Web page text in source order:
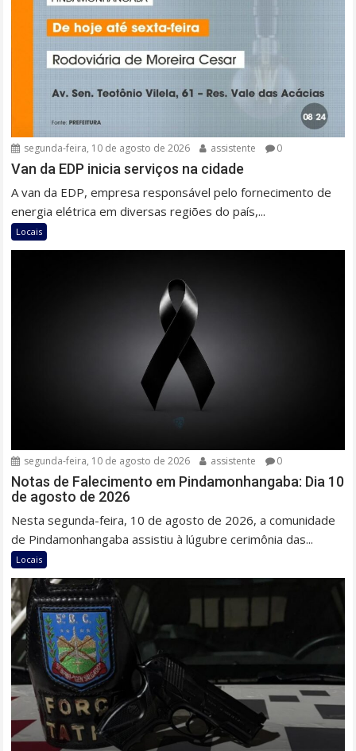
segunda-feira, 10 de agosto de 2026 assistente 0
Van da EDP inicia serviços na cidade
A van da EDP, empresa responsável pelo fornecimento de
energia elétrica em diversas regiões do país,...
Locais
segunda-feira, 10 de agosto de 2026 assistente 0
Notas de Falecimento em Pindamonhangaba: Dia 10
de agosto de 2026
Nesta segunda-feira, 10 de agosto de 2026, a comunidade
de Pindamonhangaba assistiu à lúgubre cerimônia das...
Locais